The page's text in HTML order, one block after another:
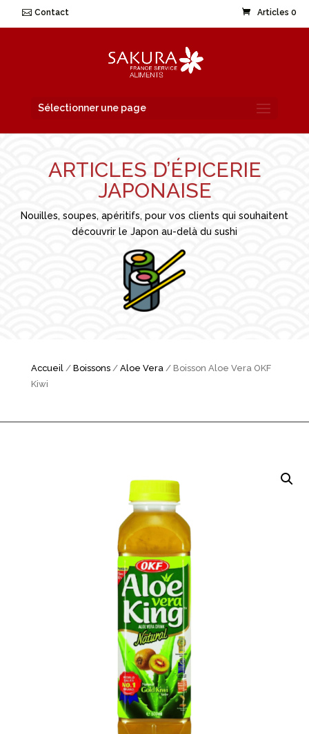
Contact Articles 0
Sélectionner une page
ARTICLES D’ÉPICERIE
JAPONAISE
Nouilles, soupes, apéritifs, pour vos clients qui souhaitent
découvrir le Japon au-delà du sushi
Accueil/ Boissons/ Aloe Vera/ Boisson Aloe Vera OKF
Kiwi